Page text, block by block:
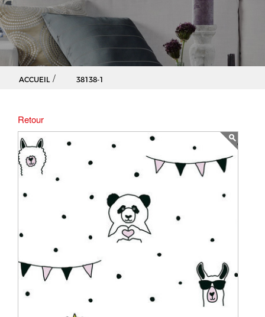
ACCUEIL / 38138-1
Retour